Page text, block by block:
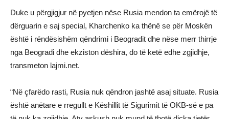
Duke u përgjigjur në pyetjen nëse Rusia mendon ta emërojë të
dërguarin e saj special, Kharchenko ka thënë se për Moskën
është i rëndësishëm qëndrimi i Beogradit dhe nëse merr thirrje
nga Beogradi dhe ekziston dëshira, do të ketë edhe zgjidhje,
transmeton lajmi.net.
“Në çfarëdo rasti, Rusia nuk qëndron jashtë asaj situate. Rusia
është anëtare e rregullt e Këshillit të Sigurimit të OKB-së e pa